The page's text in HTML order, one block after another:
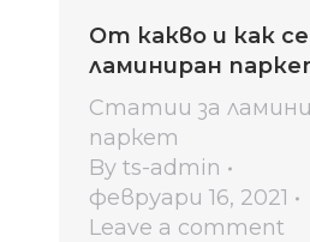
От какво и как
ламиниран
Статии за
паркет
Byts-admin
февруари 16, 2021
Leave a comment